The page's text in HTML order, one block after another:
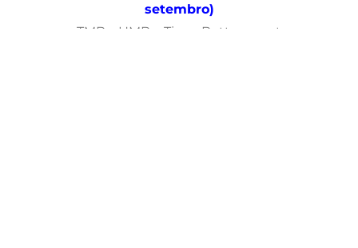
setembro)
TMB – HMB + Tiago Bettencourt